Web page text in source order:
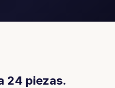
24 piezas.